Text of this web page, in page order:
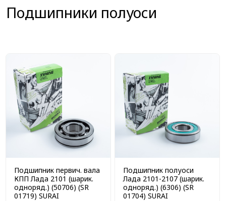
Подшипники полуоси
Подшипник первич. вала
КПП Лада 2101 (шарик.
одноряд.) (50706) (SR
01719) SURAI
Подшипник полуоси
Лада 2101-2107 (шарик.
одноряд.) (6306) (SR
01704) SURAI